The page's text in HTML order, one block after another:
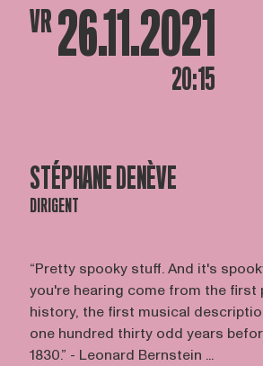
VR26.11.2021
20:15
STÉPHANE DENÈVE
DIRIGENT
“Pretty spooky stuff. And it's
you're hearing come from the first
history, the first musical
one hundred thirty odd years
1830.” - Leonard Bernstein ...